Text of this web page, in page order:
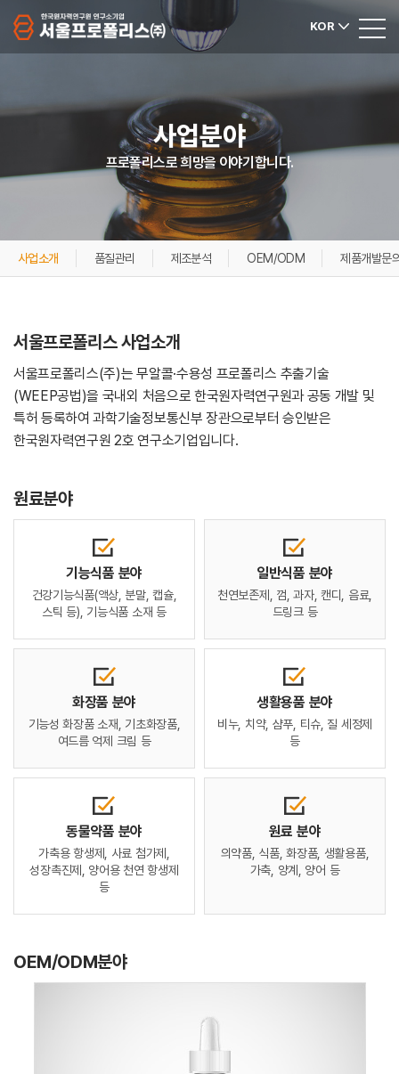
KOR
사업분야
프로폴리스로 희망을 이야기합니다.
사업소개 품질관리 제조분석 OEM/ODM 제품개발문
서울프로폴리스 사업소개
서울프로폴리스(주)는 무알콜·수용성 프로폴리스 추출기술
(WEEP공법)을 국내외 처음으로 한국원자력연구원과 공동 개발 및
특허 등록하여과학기술정보통신부 장관으로부터 승인받은
한국원자력연구원 2호 연구소기업입니다.
원료분야
기능식품 분야
건강기능식품(액상, 분말, 캡슐,
스틱 등), 기능식품 소재 등
일반식품 분야
천연보존제, 껌, 과자, 캔디, 음료,
드링크 등
화장품 분야
기능성 화장품 소재, 기초화장품,
여드름 억제 크림 등
생활용품 분야
비누, 치약, 샴푸, 티슈, 질 세정제
등
동물약품 분야
가축용 항생제, 사료 첨가제,
성장촉진제, 양어용 천연 항생제
등
원료 분야
의약품, 식품, 화장품, 생활용품,
가축, 양계, 양어 등
OEM/ODM분야